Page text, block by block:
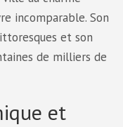
incomparable. Son
et son
de milliers de
et